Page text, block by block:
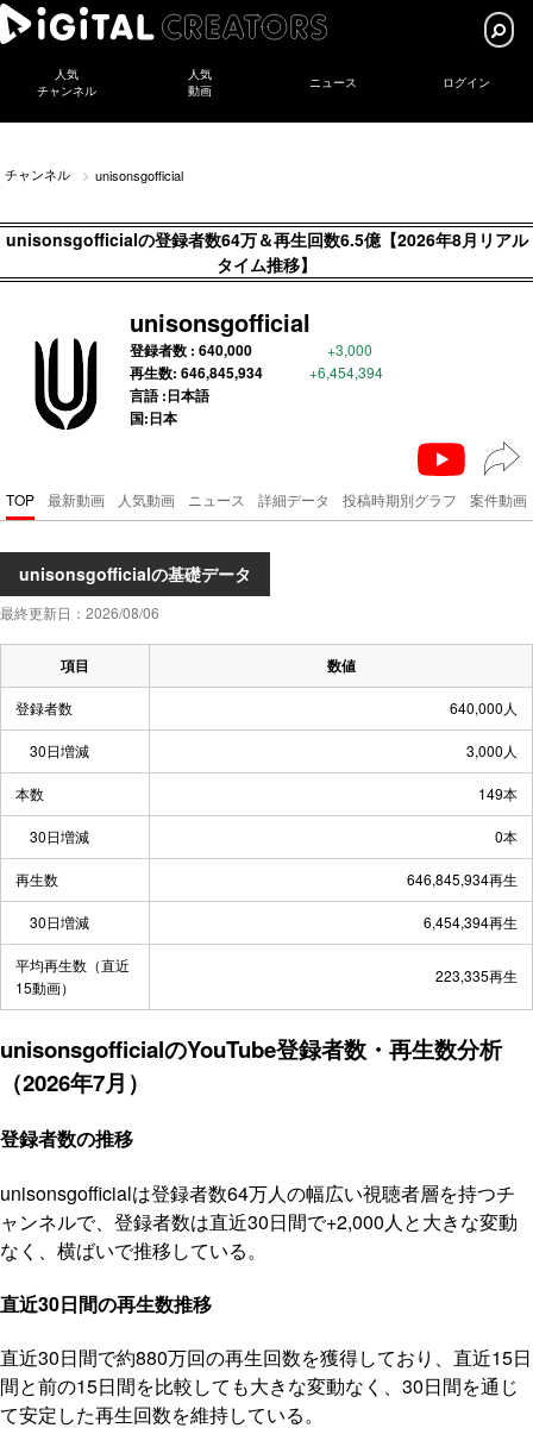
人気
チャンネル
人気
動画
ニュース ログイン
チャンネル unisonsgofficial
unisonsgofficialの登録者数64万＆再生回数6.5億【2026年8月リアル
タイム推移】
unisonsgofficial
登録者数 : 640,000 +3,000
再生数: 646,845,934 +6,454,394
言語 :日本語
国:日本
TOP 最新動画 人気動画 ニュース 詳細データ 投稿時期別グラフ 案件動画
unisonsgofficialの基礎データ
最終更新日：2026/08/06
項目 数値
登録者数 640,000人
30日増減 3,000人
本数 149本
30日増減 0本
再生数 646,845,934再生
30日増減 6,454,394再生
平均再生数（直近
15動画）
223,335再生
unisonsgofficialのYouTube登録者数・再生数分析
（2026年7月）
登録者数の推移
unisonsgofficialは登録者数64万人の幅広い視聴者層を持つチ
ャンネルで、登録者数は直近30日間で+2,000人と大きな変動
なく、横ばいで推移している。
直近30日間の再生数推移
直近30日間で約880万回の再生回数を獲得しており、直近15日
間と前の15日間を比較しても大きな変動なく、30日間を通じ
て安定した再生回数を維持している。